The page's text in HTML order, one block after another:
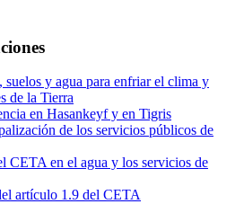
suelos y agua para enfriar el clima y
de la Tierra
en Hasankeyf y en Tigris
de los servicios públicos de
CETA en el agua y los servicios de
artículo 1.9 del CETA